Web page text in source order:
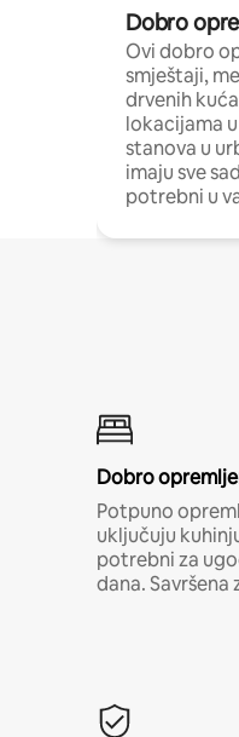
Dobro
Ovi dobro
smještaji,
drvenih
lokacijama
stanova u
imaju sve
potrebni u
Dobro
Potpuno
uključuju
potrebni za
dana.